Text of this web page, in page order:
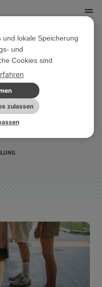
2022
müssen
der Leyen
Unsinn nicht
und lokale Speicherung
und
Cookies sind
zulassen